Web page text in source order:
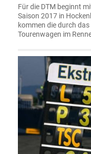
Für die DTM beginnt
Saison 2017 in
kommen die durch
Tourenwagen im